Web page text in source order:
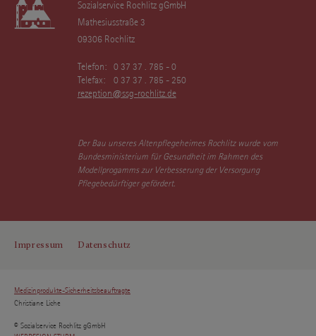
Sozialservice Rochlitz gGmbH
Mathesiusstraße 3
09306 Rochlitz
Telefon: 0 37 37 . 785 - 0
Telefax: 0 37 37 . 785 - 250
rezeption@ssg-rochlitz.de
Der Bau unseres Altenpflegeheimes Rochlitz wurde vom
Bundesministerium für Gesundheit im Rahmen des
Modellprogamms zur Verbesserung der Versorgung
Pflegebedürftiger gefördert.
Impressum Datenschutz
Medizinprodukte-Sicherheitsbeauftragte
Christiane Liche
© Sozialservice Rochlitz gGmbH